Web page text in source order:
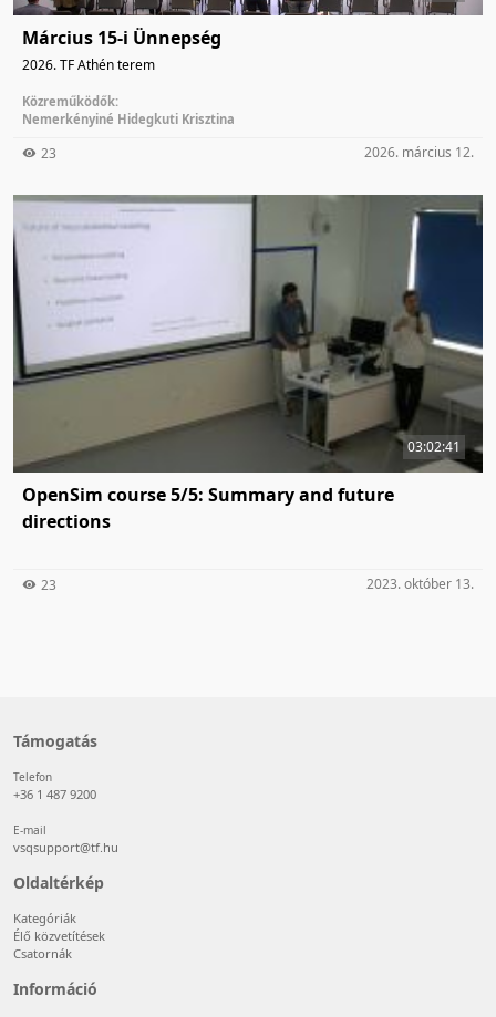
Március 15-i Ünnepség
2026. TF Athén terem
Közreműködők:
Nemerkényiné Hidegkuti Krisztina
23 2026. március 12.
03:02:41
OpenSim course 5/5: Summary and future
directions
23 2023. október 13.
Támogatás
Telefon
+36 1 487 9200
E-mail
vsqsupport@tf.hu
Oldaltérkép
Kategóriák
Élő közvetítések
Csatornák
Információ